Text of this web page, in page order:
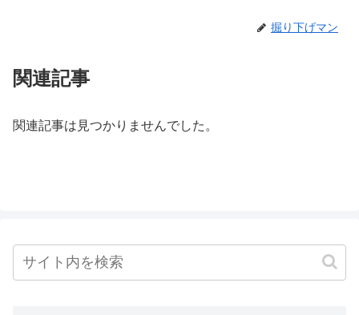
掘り下げマン
関連記事
関連記事は見つかりませんでした。